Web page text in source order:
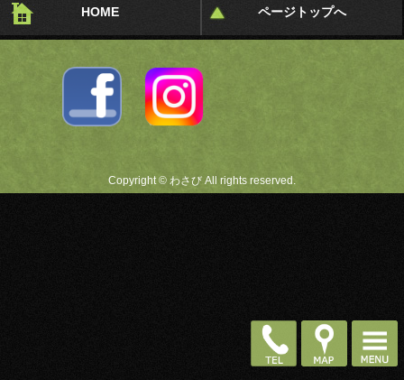
HOME ページトップへ
Copyright © わさび All rights reserved.